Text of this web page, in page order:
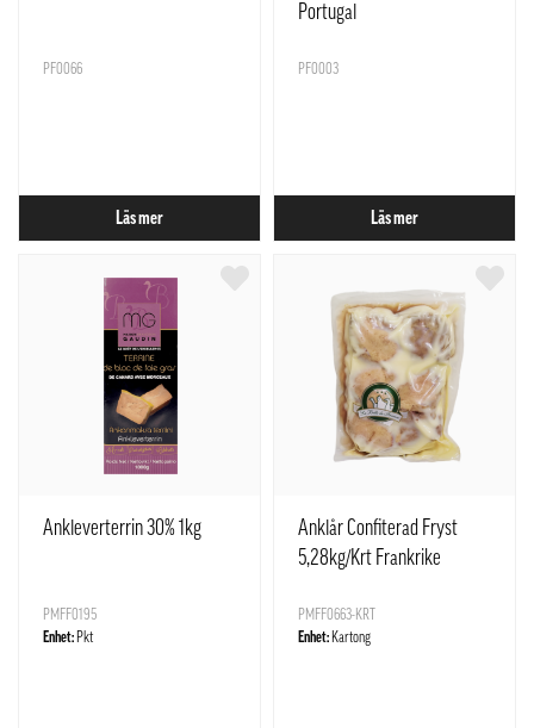
PF0066
Läs mer
Portugal
PF0003
Läs mer
Ankleverterrin 30% 1kg
PMFF0195
Enhet: Pkt
Anklår Confiterad Fryst
5,28kg/Krt Frankrike
PMFF0663-KRT
Enhet: Kartong